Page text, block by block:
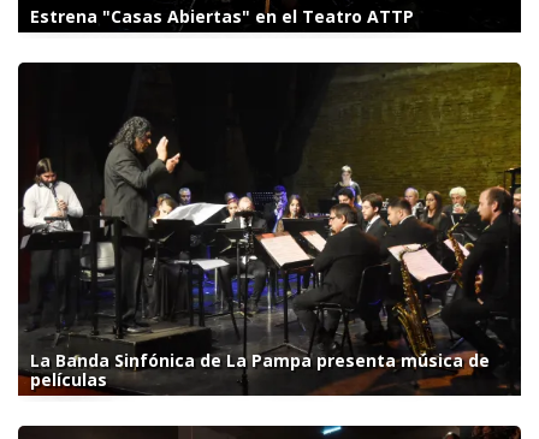
Estrena "Casas Abiertas" en el Teatro ATTP
La Banda Sinfónica de La Pampa presenta música de
películas